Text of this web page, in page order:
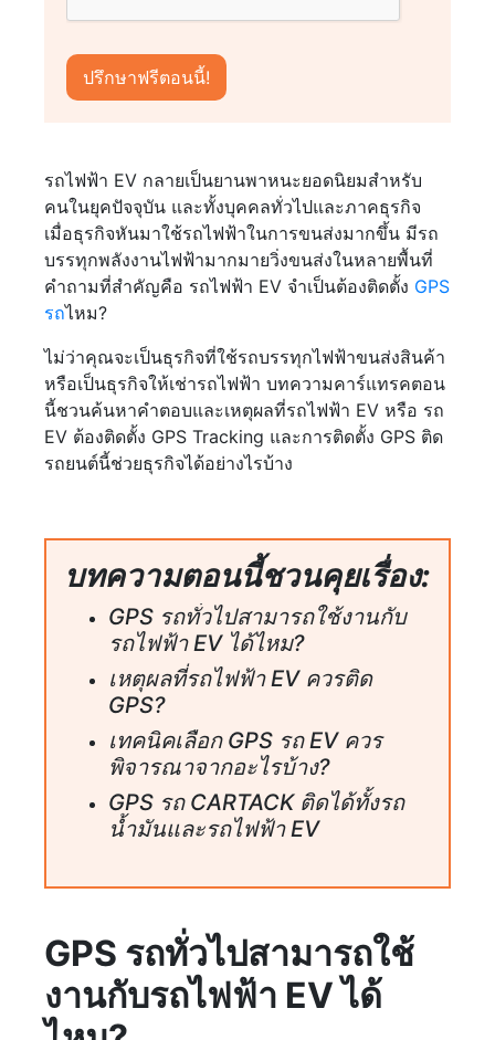
รถไฟฟ้า EV กลายเป็นยานพาหนะยอดนิยมสำหรับ
คนในยุคปัจจุบัน และทั้งบุคคลทั่วไปและภาคธุรกิจ
เมื่อธุรกิจหันมาใช้รถไฟฟ้าในการขนส่งมากขึ้น มีรถ
บรรทุกพลังงานไฟฟ้ามากมายวิ่งขนส่งในหลายพื้นที่
คำถามที่สำคัญคือ รถไฟฟ้า EV จำเป็นต้องติดตั้ง GPS
รถไหม?
ไม่ว่าคุณจะเป็นธุรกิจที่ใช้รถบรรทุกไฟฟ้าขนส่งสินค้า
หรือเป็นธุรกิจให้เช่ารถไฟฟ้า บทความคาร์แทรคตอน
นี้ชวนค้นหาคำตอบและเหตุผลที่รถไฟฟ้า EV หรือ รถ
EV ต้องติดตั้ง GPS Tracking และการติดตั้ง GPS ติด
รถยนต์นี้ช่วยธุรกิจได้อย่างไรบ้าง
บทความตอนนี้ชวนคุยเรื่อง:
GPS รถทั่วไปสามารถใช้งานกับ
รถไฟฟ้า EV ได้ไหม?
เหตุผลที่รถไฟฟ้า EV ควรติด
GPS?
เทคนิคเลือก GPS รถ EV ควร
พิจารณาจากอะไรบ้าง?
GPS รถ CARTACK ติดได้ทั้งรถ
น้ำมันและรถไฟฟ้า EV
GPS รถทั่วไปสามารถใช้
งานกับรถไฟฟ้า EV ได้